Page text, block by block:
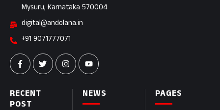
PAGES
NEWS
RECENT
POST
Mysuru, Karnataka 570004
digital@andolana.in
+91 9071777071